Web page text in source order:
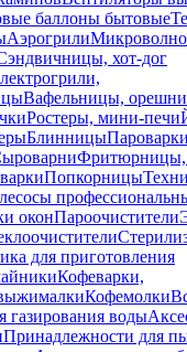
баллоны бытовые
Аэрогрили
хот-дог
Вафельницы,
Ростеры, мини-печи
БлинницыПароварки
Попкорницы
оконПароочистители
для приготовления
Кофеварки,
Кофемолки
газирования воды
Принадлежности для